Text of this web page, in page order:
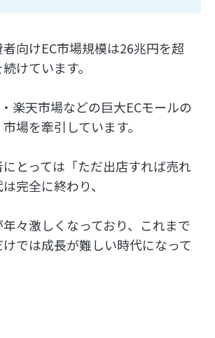
向けEC市場規模は26兆円を超
けています。
楽天市場などの巨大ECモールの
場を牽引しています。
とっては「ただ出店すれば売れ
完全に終わり、
々激しくなっており、これまで
では成長が難しい時代になって